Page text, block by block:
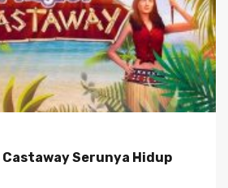
Castaway Serunya Hidup